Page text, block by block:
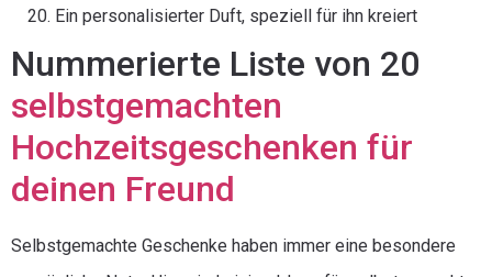
Ein personalisierter Duft, speziell für ihn kreiert
Nummerierte Liste von 20
selbstgemachten
Hochzeitsgeschenken für
deinen Freund
Selbstgemachte Geschenke haben immer eine besondere